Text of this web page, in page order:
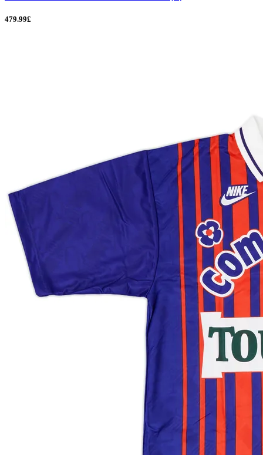
479.99£